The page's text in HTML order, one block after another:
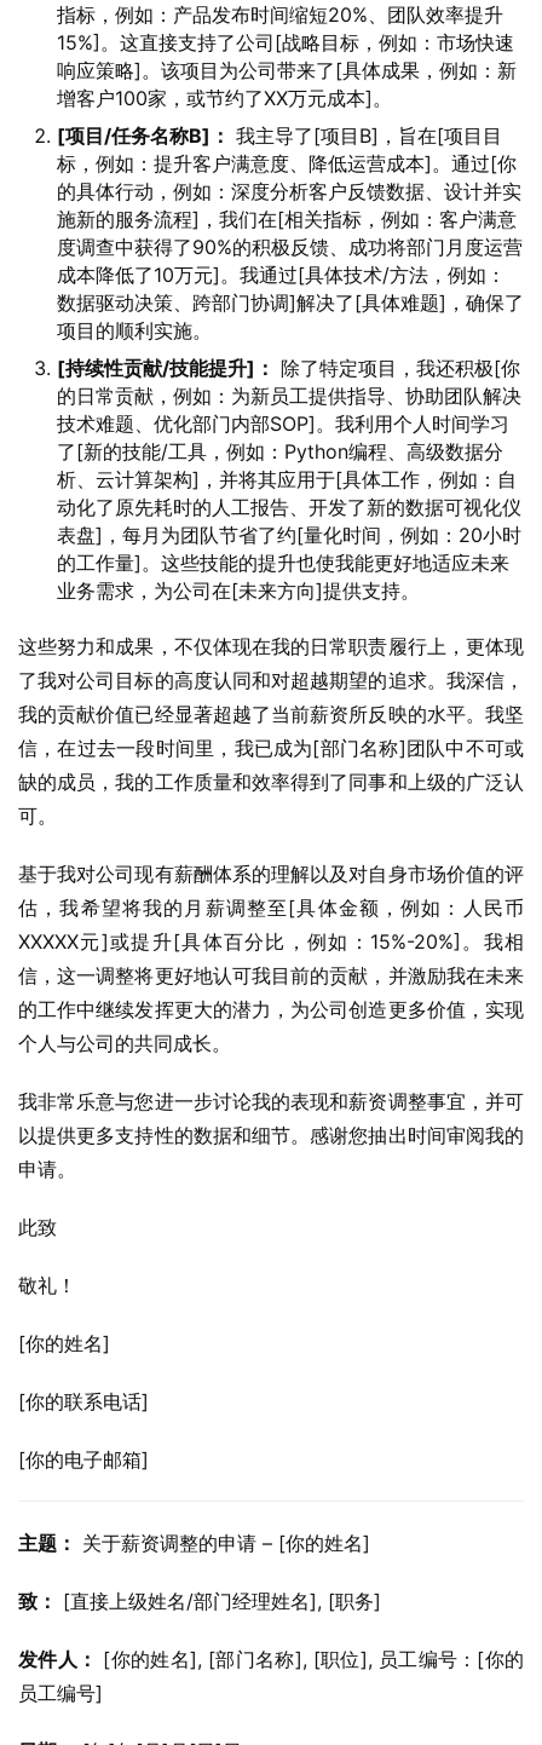
指标，例如：产品发布时间缩短20%、团队效率提升
15%]。这直接支持了公司[战略目标，例如：市场快速
响应策略]。该项目为公司带来了[具体成果，例如：新
增客户100家，或节约了XX万元成本]。
[项目/任务名称B]： 我主导了[项目B]，旨在[项目目
标，例如：提升客户满意度、降低运营成本]。通过[你
的具体行动，例如：深度分析客户反馈数据、设计并实
施新的服务流程]，我们在[相关指标，例如：客户满意
度调查中获得了90%的积极反馈、成功将部门月度运营
成本降低了10万元]。我通过[具体技术/方法，例如：
数据驱动决策、跨部门协调]解决了[具体难题]，确保了
项目的顺利实施。
[持续性贡献/技能提升]： 除了特定项目，我还积极[你
的日常贡献，例如：为新员工提供指导、协助团队解决
技术难题、优化部门内部SOP]。我利用个人时间学习
了[新的技能/工具，例如：Python编程、高级数据分
析、云计算架构]，并将其应用于[具体工作，例如：自
动化了原先耗时的人工报告、开发了新的数据可视化仪
表盘]，每月为团队节省了约[量化时间，例如：20小时
的工作量]。这些技能的提升也使我能更好地适应未来
业务需求，为公司在[未来方向]提供支持。
这些努力和成果，不仅体现在我的日常职责履行上，更体现
了我对公司目标的高度认同和对超越期望的追求。我深信，
我的贡献价值已经显著超越了当前薪资所反映的水平。我坚
信，在过去一段时间里，我已成为[部门名称]团队中不可或
缺的成员，我的工作质量和效率得到了同事和上级的广泛认
可。
基于我对公司现有薪酬体系的理解以及对自身市场价值的评
估，我希望将我的月薪调整至[具体金额，例如：人民币
XXXXX元]或提升[具体百分比，例如：15%-20%]。我相
信，这一调整将更好地认可我目前的贡献，并激励我在未来
的工作中继续发挥更大的潜力，为公司创造更多价值，实现
个人与公司的共同成长。
我非常乐意与您进一步讨论我的表现和薪资调整事宜，并可
以提供更多支持性的数据和细节。感谢您抽出时间审阅我的
申请。
此致
敬礼！
[你的姓名]
[你的联系电话]
[你的电子邮箱]
主题： 关于薪资调整的申请 – [你的姓名]
致： [直接上级姓名/部门经理姓名], [职务]
发件人： [你的姓名], [部门名称], [职位], 员工编号：[你的
员工编号]